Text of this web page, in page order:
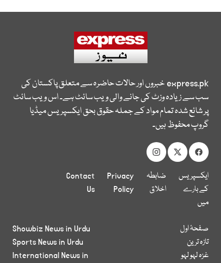
express.pkخبروں اور حالات حاضرہ سے متعلق پاکستان کی
سب سے زیادہ وزٹ کی جانے والی ویب سائٹ ہے۔ اس ویب سائٹ
پر شائع شدہ تمام مواد کے جملہ حقوق بحق ایکسپریس میڈیا
گروپ محفوظ ہیں۔
ایکسپریس
کے بارے
میں
ضابطہ
اخلاق
Privacy
Policy
Contact
Us
صفحۂ اول
تازہ ترین
غزہ لہو لہو
Showbiz News in Urdu
Sports News in Urdu
International News in